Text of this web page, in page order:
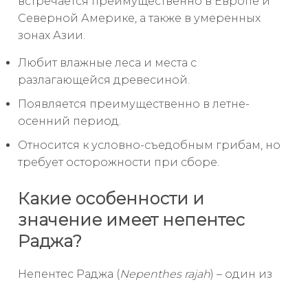
Северной Америке, а также в умеренных
зонах Азии.
Любит влажные леса и места с
разлагающейся древесиной.
Появляется преимущественно в летне-
осенний период.
Относится к условно-съедобным грибам, но
требует осторожности при сборе.
Какие особенности и
значение имеет непентес
Раджа?
Непентес Раджа (Nepenthes rajah) – один из